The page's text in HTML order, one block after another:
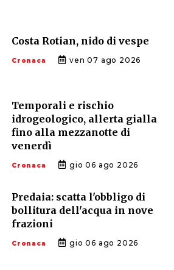
Costa Rotian, nido di vespe
Cronaca ven 07 ago 2026
Temporali e rischio
idrogeologico, allerta gialla
fino alla mezzanotte di
venerdì
Cronaca gio 06 ago 2026
Predaia: scatta l'obbligo di
bollitura dell'acqua in nove
frazioni
Cronaca gio 06 ago 2026